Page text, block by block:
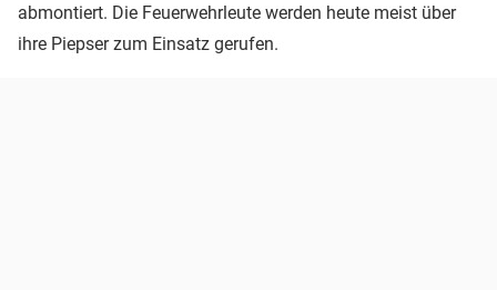
abmontiert. Die Feuerwehrleute werden heute meist über
ihre Piepser zum Einsatz gerufen.